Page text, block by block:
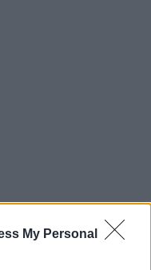
My Personal